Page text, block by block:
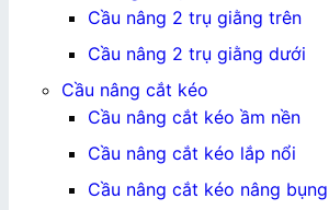
Cầu nâng 2 trụ giằng trên
Cầu nâng 2 trụ giằng dưới
Cầu nâng cắt kéo
Cầu nâng cắt kéo ầm nền
Cầu nâng cắt kéo lắp nổi
Cầu nâng cắt kéo nâng bụng